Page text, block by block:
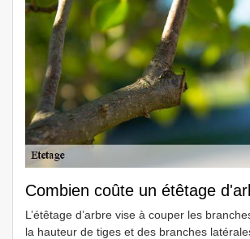
Combien coûte un étêtage
L’étêtage d’arbre vise à couper les
la hauteur de tiges et des branches